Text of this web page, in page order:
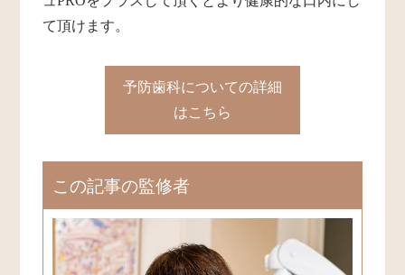
て頂けます。
予防歯科についての詳細
はこちら
この記事の監修者